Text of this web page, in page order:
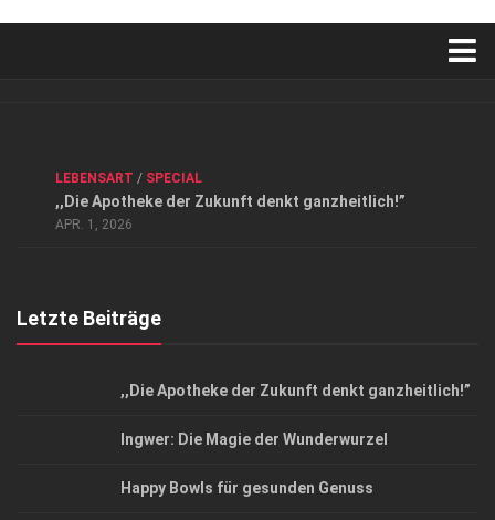
Datenschutzerklärung
Top Magazin Dresden / Ostsachsen
LEBENSART / SPECIAL
,,Die Apotheke der Zukunft denkt ganzheitlich!”
APR. 1, 2026
Letzte Beiträge
,,Die Apotheke der Zukunft denkt ganzheitlich!”
Ingwer: Die Magie der Wunderwurzel
Happy Bowls für gesunden Genuss